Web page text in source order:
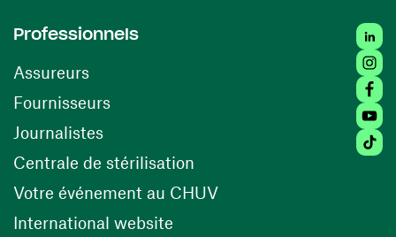
Professionnels
Assureurs
Fournisseurs(ouvre une nouvelle fenêtre)
Journalistes
Centrale de stérilisation (ouvre une nouvelle
Votre événement au CHUV(ouvre une nouvelle
International website